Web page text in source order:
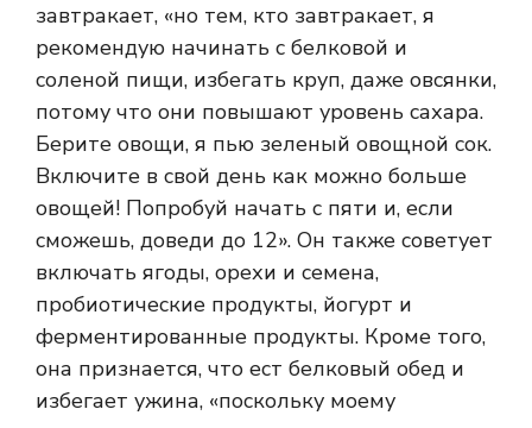
завтракает, «но тем, кто завтракает, я
рекомендую начинать с белковой и
соленой пищи, избегать круп, даже овсянки,
потому что они повышают уровень сахара.
Берите овощи, я пью зеленый овощной сок.
Включите в свой день как можно больше
овощей! Попробуй начать с пяти и, если
сможешь, доведи до 12». Он также советует
включать ягоды, орехи и семена,
пробиотические продукты, йогурт и
ферментированные продукты. Кроме того,
она признается, что ест белковый обед и
избегает ужина, «поскольку моему